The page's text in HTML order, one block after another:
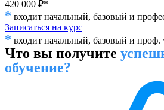
420 000 ₽*
* входит начальный, базовый и
Записаться на курс
* входит начальный, базовый и проф.
Что вы получите
обучение?